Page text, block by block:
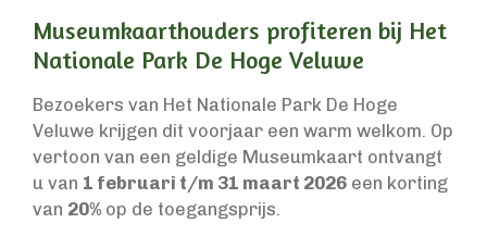
Museumkaarthouders profiteren bij Het
Nationale Park De Hoge Veluwe
Bezoekers van Het Nationale Park De Hoge
Veluwe krijgen dit voorjaar een warm welkom. Op
vertoon van een geldige Museumkaart ontvangt
u van 1 februari t/m 31 maart 2026 een korting
van 20% op de toegangsprijs.